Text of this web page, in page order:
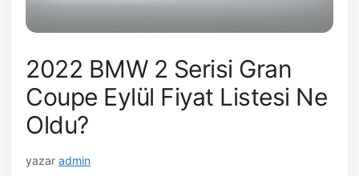
2022 BMW 2 Serisi Gran
Coupe Eylül Fiyat Listesi Ne
Oldu?
yazar admin